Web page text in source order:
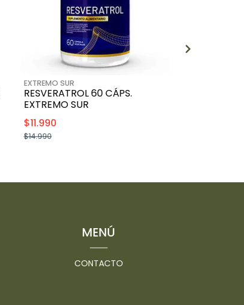
EXTREMO SUR
RESVERATROL 60 CÁPS.
EXTREMO SUR
$11.990
$14.990
MENÚ
CONTACTO